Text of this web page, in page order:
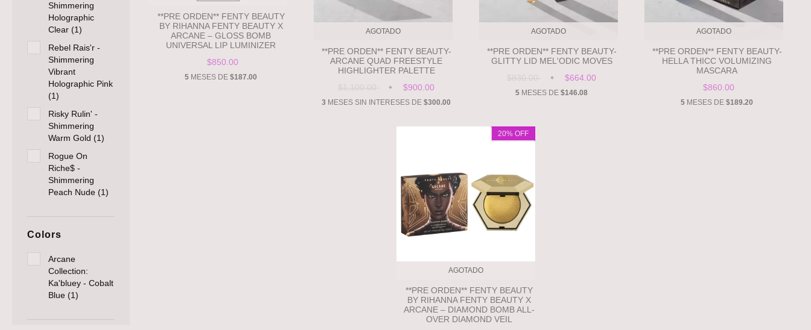
Shimmering
Holographic
Clear (1)
Rebel Rais'r -
Shimmering
Vibrant
Holographic Pink
(1)
Risky Rulin' -
Shimmering
Warm Gold (1)
Rogue On
Riche$ -
Shimmering
Peach Nude (1)
Colors
Arcane
Collection:
Ka'bluey - Cobalt
Blue (1)
**PRE ORDEN** FENTY BEAUTY
BY RIHANNA FENTY BEAUTY X
ARCANE – GLOSS BOMB
UNIVERSAL LIP LUMINIZER
$850.00
5 MESES DE$187.00
AGOTADO
**PRE ORDEN** FENTY BEAUTY-
ARCANE QUAD FREESTYLE
HIGHLIGHTER PALETTE
$1,100.00
$900.00
3 MESES SIN INTERESES DE$300.00
AGOTADO
**PRE ORDEN** FENTY BEAUTY-
GLITTY LID MEL'ODIC MOVES
$830.00
$664.00
5 MESES DE$146.08
AGOTADO
**PRE ORDEN** FENTY BEAUTY-
HELLA THICC VOLUMIZING
MASCARA
$860.00
5 MESES DE$189.20
AGOTADO
20% OFF
**PRE ORDEN** FENTY BEAUTY
BY RIHANNA FENTY BEAUTY X
ARCANE – DIAMOND BOMB ALL-
OVER DIAMOND VEIL